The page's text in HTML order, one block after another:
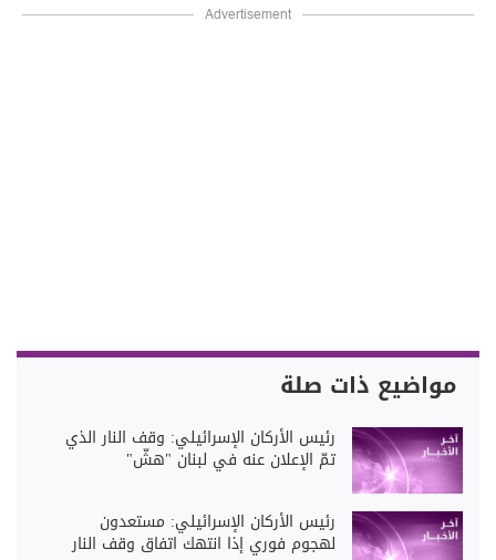
Advertisement
مواضيع ذات صلة
رئيس الأركان الإسرائيلي: وقف النار الذي
تمّ الإعلان عنه في لبنان "هشّ"
رئيس الأركان الإسرائيلي: مستعدون
لهجوم فوري إذا انتهك اتفاق وقف النار